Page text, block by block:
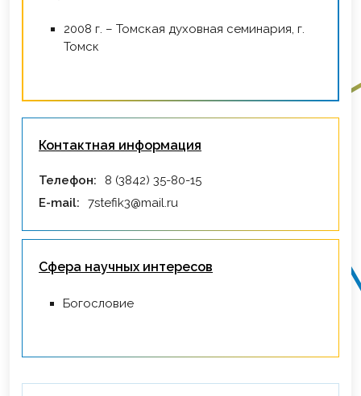
2008 г. – Томская духовная семинария, г.
Томск
Контактная информация
Телефон:
8 (3842) 35-80-15
E-mail:
7stefik3@mail.ru
Сфера научных интересов
Богословие